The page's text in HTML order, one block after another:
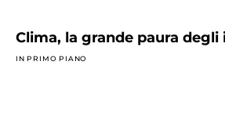
Clima, la grande paura degli
IN PRIMO PIANO